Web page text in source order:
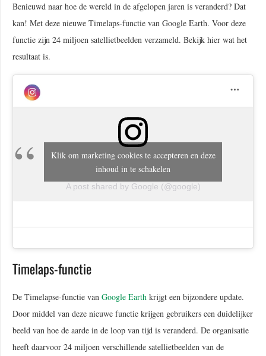
Benieuwd naar hoe de wereld in de afgelopen jaren is veranderd? Dat
kan! Met deze nieuwe Timelaps-functie van Google Earth. Voor deze
functie zijn 24 miljoen satellietbeelden verzameld. Bekijk hier wat het
resultaat is.
A post shared by Google (@google)
Klik om marketing cookies te accepteren en deze
inhoud in te schakelen
Timelaps-functie
De Timelapse-functie van Google Earth krijgt een bijzondere update.
Door middel van deze nieuwe functie krijgen gebruikers een duidelijker
beeld van hoe de aarde in de loop van tijd is veranderd. De organisatie
heeft daarvoor 24 miljoen verschillende satellietbeelden van de